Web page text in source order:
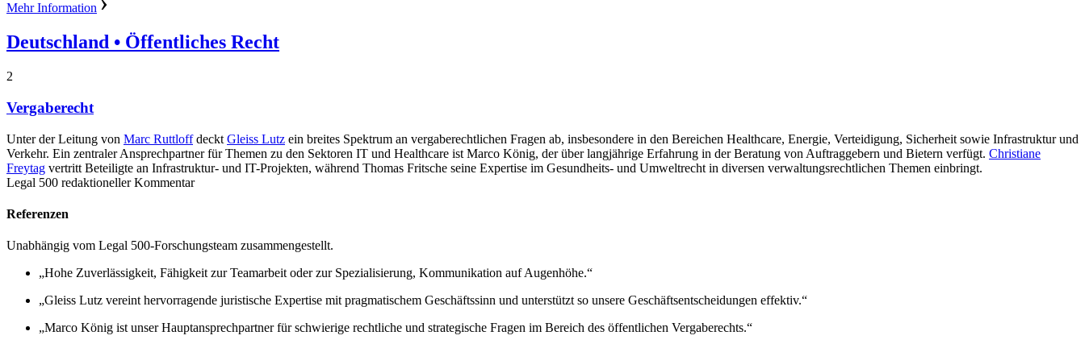
Mehr Information
Deutschland • Öffentliches Recht
2
Vergaberecht
Unter der Leitung von Marc Ruttloffdeckt Gleiss Lutz ein breites Spektrum an vergaberechtlichen Fragen ab, insbesondere in den Bereichen Healthcare, Energie, Verteidigung, Sicherheit sowie Infrastruktur und
Verkehr. Ein zentraler Ansprechpartner für Themen zu den Sektoren IT und Healthcare ist Marco König, der über langjährige Erfahrung in der Beratung von Auftraggebern und Bietern verfügt. Christiane
Freytag vertritt Beteiligte an Infrastruktur- und IT-Projekten, während Thomas Fritsche seine Expertise im Gesundheits- und Umweltrecht in diversen verwaltungsrechtlichen Themen einbringt.
Legal 500 redaktioneller Kommentar
Referenzen
Unabhängig vom Legal 500-Forschungsteam zusammengestellt.
„Hohe Zuverlässigkeit, Fähigkeit zur Teamarbeit oder zur Spezialisierung, Kommunikation auf Augenhöhe.“
„Gleiss Lutz vereint hervorragende juristische Expertise mit pragmatischem Geschäftssinn und unterstützt so unsere Geschäftsentscheidungen effektiv.“
„Marco König ist unser Hauptansprechpartner für schwierige rechtliche und strategische Fragen im Bereich des öffentlichen Vergaberechts.“